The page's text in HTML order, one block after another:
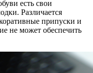
есть свои
Различается
припуски и
не может обеспечить